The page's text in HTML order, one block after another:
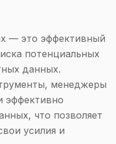
— это эффективный
потенциальных
данных.
менеджеры
эффективно
что позволяет
усилия и